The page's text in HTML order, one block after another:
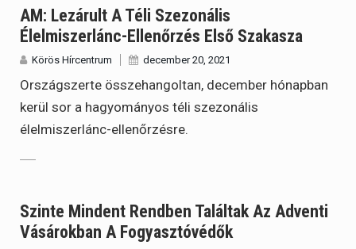
AM: Lezárult A Téli Szezonális
Élelmiszerlánc-Ellenőrzés Első Szakasza
Körös Hírcentrum december 20, 2021
Országszerte összehangoltan, december hónapban
kerül sor a hagyományos téli szezonális
élelmiszerlánc-ellenőrzésre.
Szinte Mindent Rendben Találtak Az Adventi
Vásárokban A Fogyasztóvédők